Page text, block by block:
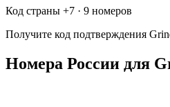
Код страны +7 · 9 номеров
Получите код подтверждения
Номера России для